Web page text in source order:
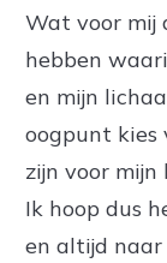
Wat voor mij
hebben
en mijn
oogpunt kies
zijn voor mijn
Ik hoop dus
en altijd